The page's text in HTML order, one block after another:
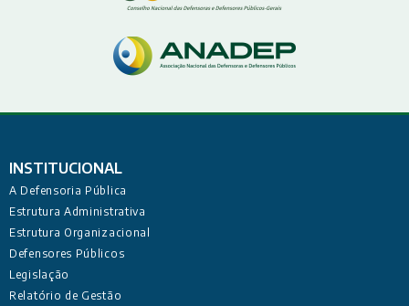
INSTITUCIONAL
A Defensoria Pública
Estrutura Administrativa
Estrutura Organizacional
Defensores Públicos
Legislação
Relatório de Gestão